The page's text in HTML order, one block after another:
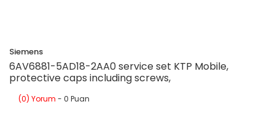
Siemens
6AV6881-5AD18-2AA0 service set KTP Mobile,
protective caps including screws,
(0) Yorum - 0 Puan